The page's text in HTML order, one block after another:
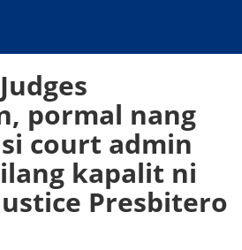
pormal nang
court admin
kapalit ni
Presbitero